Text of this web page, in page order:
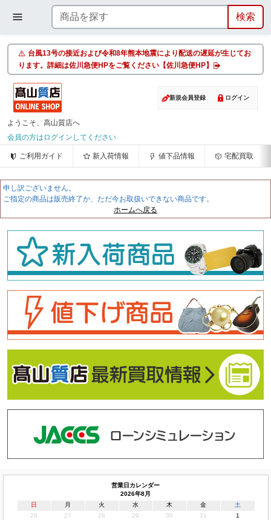
台風13号の接近および令和8年熊本地震により配送の遅延が生じてお
ります。詳細は佐川急便HPをご覧ください【佐川急便HP】
新規会員登録 ログイン
ようこそ、高山質店へ
会員の方はログインしてください
ご利用ガイド 新入荷情報 値下品情報 宅配買取
申し訳ございません。
ご指定の商品は販売終了か、ただ今お取扱いできない商品です。
ホームへ戻る
営業日カレンダー
2026年8月
日
月 火 水 木 金
土
26
27 28 29 30 31
1